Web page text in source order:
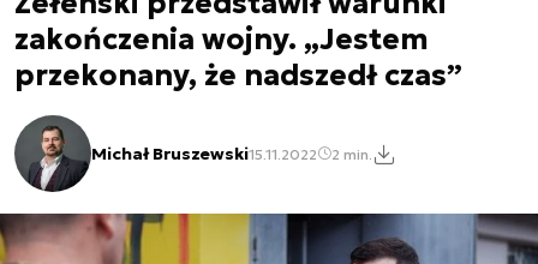
zakończenia wojny. „Jestem
przekonany, że nadszedł czas”
Michał Bruszewski15.11.2022 2 min.